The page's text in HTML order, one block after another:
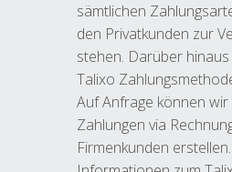
sämtlichen
den Privatkunden zur
stehen. Darüber
Talixo
Auf Anfrage können wir
Zahlungen via
Firmenkunden